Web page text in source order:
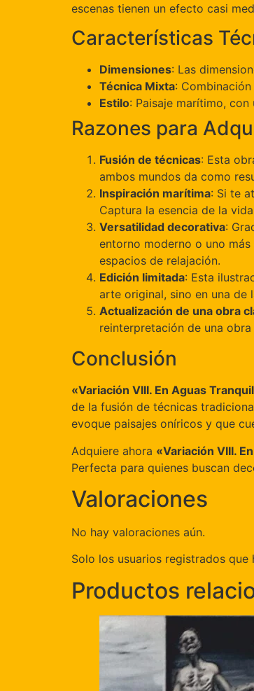
escenas tienen un efecto casi
Características
Dimensiones: Las
Técnica Mixta:
Estilo: Paisaje marítimo,
Razones para
Fusión de técnicas: Esta
ambos mundos da como
Inspiración marítima: Si te
Captura la esencia de la
Versatilidad decorativa:
entorno moderno o uno
espacios de relajación.
Edición limitada: Esta
arte original, sino en una de
Actualización de una obra
reinterpretación de una
Conclusión
«Variación VIII. En Aguas
de la fusión de técnicas
evoque paisajes oníricos y que
Adquiere ahora «Variación VIII.
Perfecta para quienes buscan
Valoraciones
No hay valoraciones aún.
Solo los usuarios registrados
Productos